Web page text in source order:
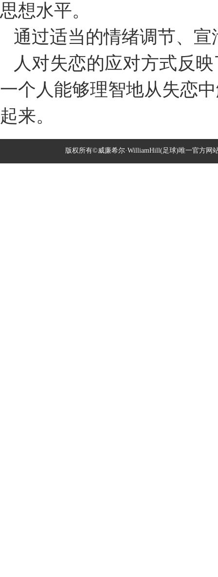
思想水平。
通过适当的情绪调节、
人对失恋的应对方式反
一个人能够理智地从失恋
起来。
版权所有©威廉希尔·WilliamHill(足球)唯一官